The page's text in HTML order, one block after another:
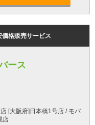
格販売サービス
ース
[大阪府]日本橋1号店 / モバ
店